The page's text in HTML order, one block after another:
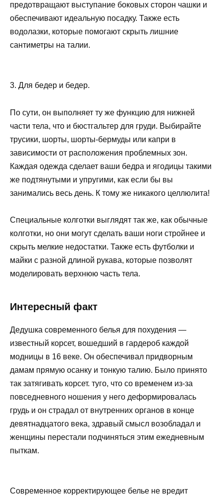
предотвращают выступание боковых сторон чашки и
обеспечивают идеальную посадку. Также есть
водолазки, которые помогают скрыть лишние
сантиметры на талии.
3. Для бедер и бедер.
По сути, он выполняет ту же функцию для нижней
части тела, что и бюстгальтер для груди. Выбирайте
трусики, шорты, шорты-бермуды или капри в
зависимости от расположения проблемных зон.
Каждая одежда сделает ваши бедра и ягодицы такими
же подтянутыми и упругими, как если бы вы
занимались весь день. К тому же никакого целлюлита!
Специальные колготки выглядят так же, как обычные
колготки, но они могут сделать ваши ноги стройнее и
скрыть мелкие недостатки. Также есть футболки и
майки с разной длиной рукава, которые позволят
моделировать верхнюю часть тела.
Интересный факт
Дедушка современного белья для похудения —
известный корсет, вошедший в гардероб каждой
модницы в 16 веке. Он обеспечивал придворным
дамам прямую осанку и тонкую талию. Было принято
так затягивать корсет. туго, что со временем из-за
повседневного ношения у него деформировалась
грудь и он страдал от внутренних органов в конце
девятнадцатого века, здравый смысл возобладал и
женщины перестали подчиняться этим ежедневным
пыткам.
Современное корректирующее белье не вредит